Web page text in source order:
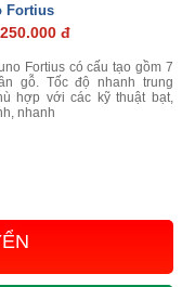
Fortius
đ
Fortius có cấu tạo gồm 7
gỗ. Tốc độ nhanh trung
hợp với các kỹ thuật bạt,
nhanh